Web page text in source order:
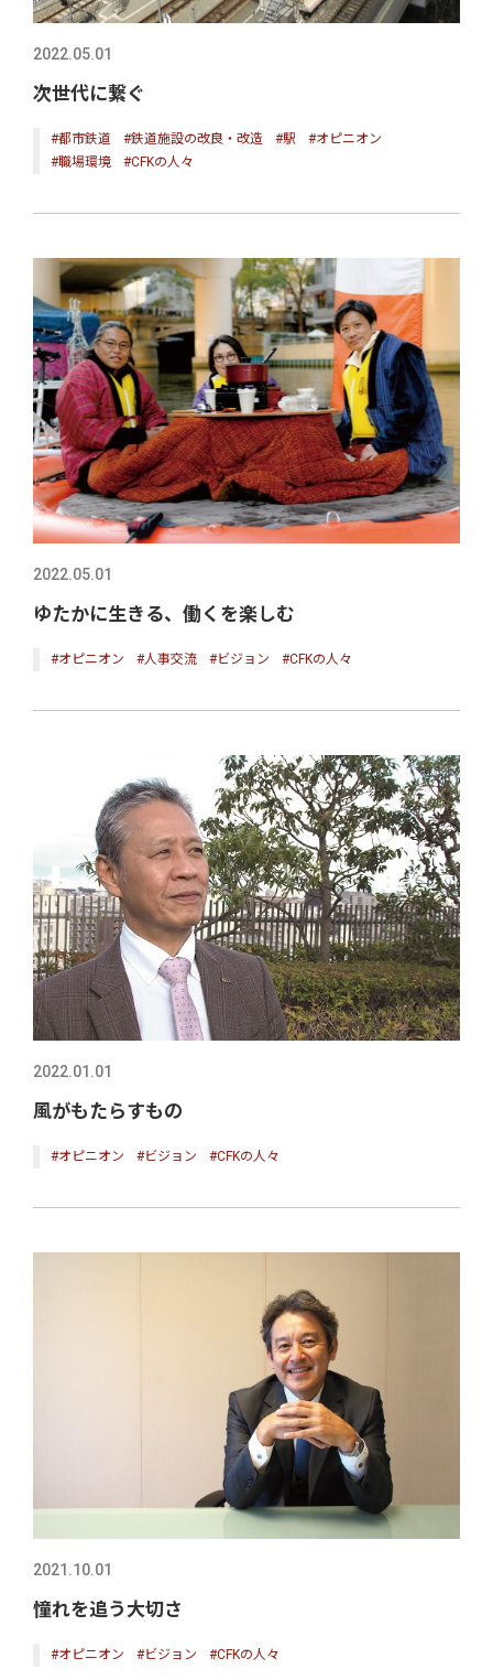
2022.05.01
次世代に繋ぐ
#都市鉄道 #鉄道施設の改良・改造 #駅
#オピニオン
#職場環境
#CFKの人々
2022.05.01
ゆたかに生きる、働くを楽しむ
#オピニオン #人事交流 #ビジョン #CFKの人々
2022.01.01
風がもたらすもの
#オピニオン #ビジョン #CFKの人々
2021.10.01
憧れを追う大切さ
#オピニオン #ビジョン #CFKの人々